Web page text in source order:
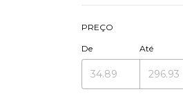
PREÇO
De Até